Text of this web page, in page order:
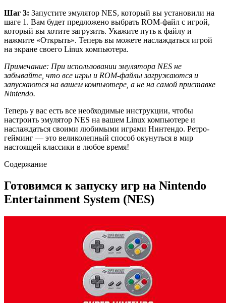
Шаг 3: Запустите эмулятор NES, который вы установили на
шаге 1. Вам будет предложено выбрать ROM-файл с игрой,
который вы хотите загрузить. Укажите путь к файлу и
нажмите «Открыть». Теперь вы можете наслаждаться игрой
на экране своего Linux компьютера.
Примечание: При использовании эмулятора NES не
забывайте, что все игры и ROM-файлы загружаются и
запускаются на вашем компьютере, а не на самой приставке
Nintendo.
Теперь у вас есть все необходимые инструкции, чтобы
настроить эмулятор NES на вашем Linux компьютере и
наслаждаться своими любимыми играми Нинтендо. Ретро-
гейминг — это великолепный способ окунуться в мир
настоящей классики в любое время!
Содержание
Готовимся к запуску игр на Nintendo
Entertainment System (NES)